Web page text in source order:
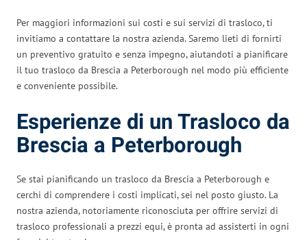
Per maggiori informazioni sui costi e sui servizi di trasloco, ti
invitiamo a contattare la nostra azienda. Saremo lieti di fornirti
un preventivo gratuito e senza impegno, aiutandoti a pianificare
il tuo trasloco da Brescia a Peterborough nel modo più efficiente
e conveniente possibile.
Esperienze di un Trasloco da
Brescia a Peterborough
Se stai pianificando un trasloco da Brescia a Peterborough e
cerchi di comprendere i costi implicati, sei nel posto giusto. La
nostra azienda, notoriamente riconosciuta per offrire servizi di
trasloco professionali a prezzi equi, è pronta ad assisterti in ogni